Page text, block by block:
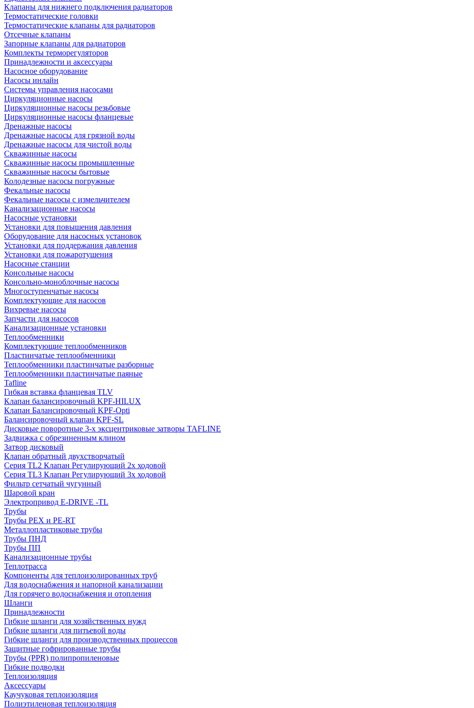
Клапаны для нижнего подключения радиаторов
Термостатические головки
Термостатические клапаны для радиаторов
Отсечные клапаны
Запорные клапаны для радиаторов
Комплекты терморегуляторов
Принадлежности и аксессуары
Насосное оборудование
Насосы инлайн
Системы управления насосами
Циркуляционные насосы
Циркуляционные насосы резьбовые
Циркуляционные насосы фланцевые
Дренажные насосы
Дренажные насосы для грязной воды
Дренажные насосы для чистой воды
Скважинные насосы
Скважинные насосы промышленные
Скважинные насосы бытовые
Колодезные насосы погружные
Фекальные насосы
Фекальные насосы с измельчителем
Канализационные насосы
Насосные установки
Установки для повышения давления
Оборудование для насосных установок
Установки для поддержания давления
Установки для пожаротушения
Насосные станции
Консольные насосы
Консольно-моноблочные насосы
Многоступенчатые насосы
Комплектующие для насосов
Вихревые насосы
Запчасти для насосов
Канализационные установки
Теплообменники
Комплектующие теплообменников
Пластинчатые теплообменники
Теплообменники пластинчатые разборные
Теплообменники пластинчатые паяные
Tafline
Гибкая вставка фланцевая TLV
Клапан балансировочный KPF-HILUX
Клапан Балансировочный KPF-Opti
Балансировочный клапан KPF-SL
Дисковые поворотные 3-х эксцентриковые затворы TAFLINE
Задвижка с обрезиненным клином
Затвор дисковый
Клапан обратный двухстворчатый
Серия TL2 Клапан Регулирующий 2х ходовой
Серия TL3 Клапан Регулирующий 3х ходовой
Фильтр сетчатый чугунный
Шаровой кран
Электропривод E-DRIVE -TL
Трубы
Трубы PEX и PE-RT
Металлопластиковые трубы
Трубы ПНД
Трубы ПП
Канализационные трубы
Теплотрасса
Компоненты для теплоизолированных труб
Для водоснабжения и напорной канализации
Для горячего водоснабжения и отопления
Шланги
Принадлежности
Гибкие шланги для хозяйственных нужд
Гибкие шланги для питьевой воды
Гибкие шланги для производственных процессов
Защитные гофрированные трубы
Трубы (РРR) полипропиленовые
Гибкие подводки
Теплоизоляция
Аксессуары
Каучуковая теплоизоляция
Полиэтиленовая теплоизоляция